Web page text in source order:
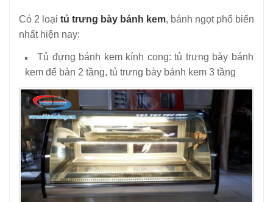
Có 2 loại tủ trưng bày bánh kem, bánh ngọt phổ biến
nhất hiện nay:
Tủ đựng bánh kem kính cong: tủ trưng bày bánh
kem để bàn 2 tầng, tủ trưng bày bánh kem 3 tầng